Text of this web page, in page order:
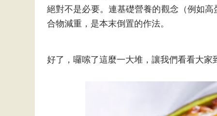
絕對不是必要。連基礎營養的觀念（例如
合物減重，是本末倒置的作法。
好了，囉嗦了這麼一大堆，讓我們看看大